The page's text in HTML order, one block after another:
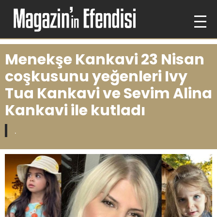
Menekşe Kankavi 23 Nisan
coşkusunu yeğenleri Ivy
Tua Kankavi ve Sevim Alina
Kankavi ile kutladı
.